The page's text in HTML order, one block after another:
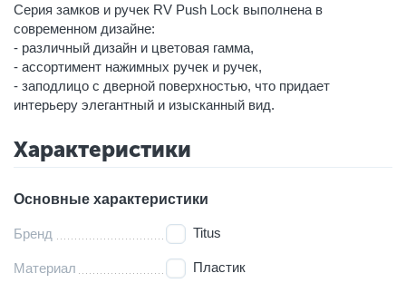
Серия замков и ручек RV Push Lock выполнена в
современном дизайне:
- различный дизайн и цветовая гамма,
- ассортимент нажимных ручек и ручек,
- заподлицо с дверной поверхностью, что придает
интерьеру элегантный и изысканный вид.
Характеристики
Основные характеристики
Бренд Titus
Материал Пластик